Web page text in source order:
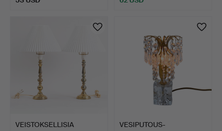
VEISTOKSELLISIA
VESIPUTOUS-